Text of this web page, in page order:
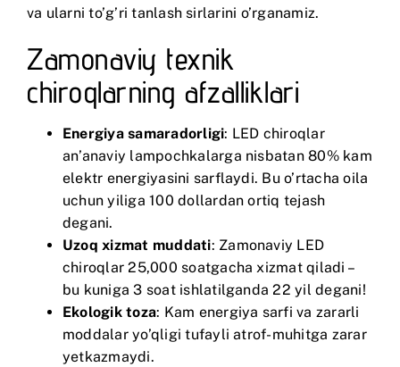
va ularni to’g’ri tanlash sirlarini o’rganamiz.
Zamonaviy texnik
chiroqlarning afzalliklari
Energiya samaradorligi: LED chiroqlar
an’anaviy lampochkalarga nisbatan 80% kam
elektr energiyasini sarflaydi. Bu o’rtacha oila
uchun yiliga 100 dollardan ortiq tejash
degani.
Uzoq xizmat muddati: Zamonaviy LED
chiroqlar 25,000 soatgacha xizmat qiladi –
bu kuniga 3 soat ishlatilganda 22 yil degani!
Ekologik toza: Kam energiya sarfi va zararli
moddalar yo’qligi tufayli atrof-muhitga zarar
yetkazmaydi.